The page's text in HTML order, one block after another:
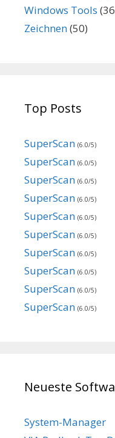
Windows Tools
Zeichnen(50)
Top Posts
SuperScan (6.0/5)
SuperScan (6.0/5)
SuperScan (6.0/5)
SuperScan (6.0/5)
SuperScan (6.0/5)
SuperScan (6.0/5)
SuperScan (6.0/5)
SuperScan (6.0/5)
SuperScan (6.0/5)
SuperScan (6.0/5)
Neueste
System-Manager